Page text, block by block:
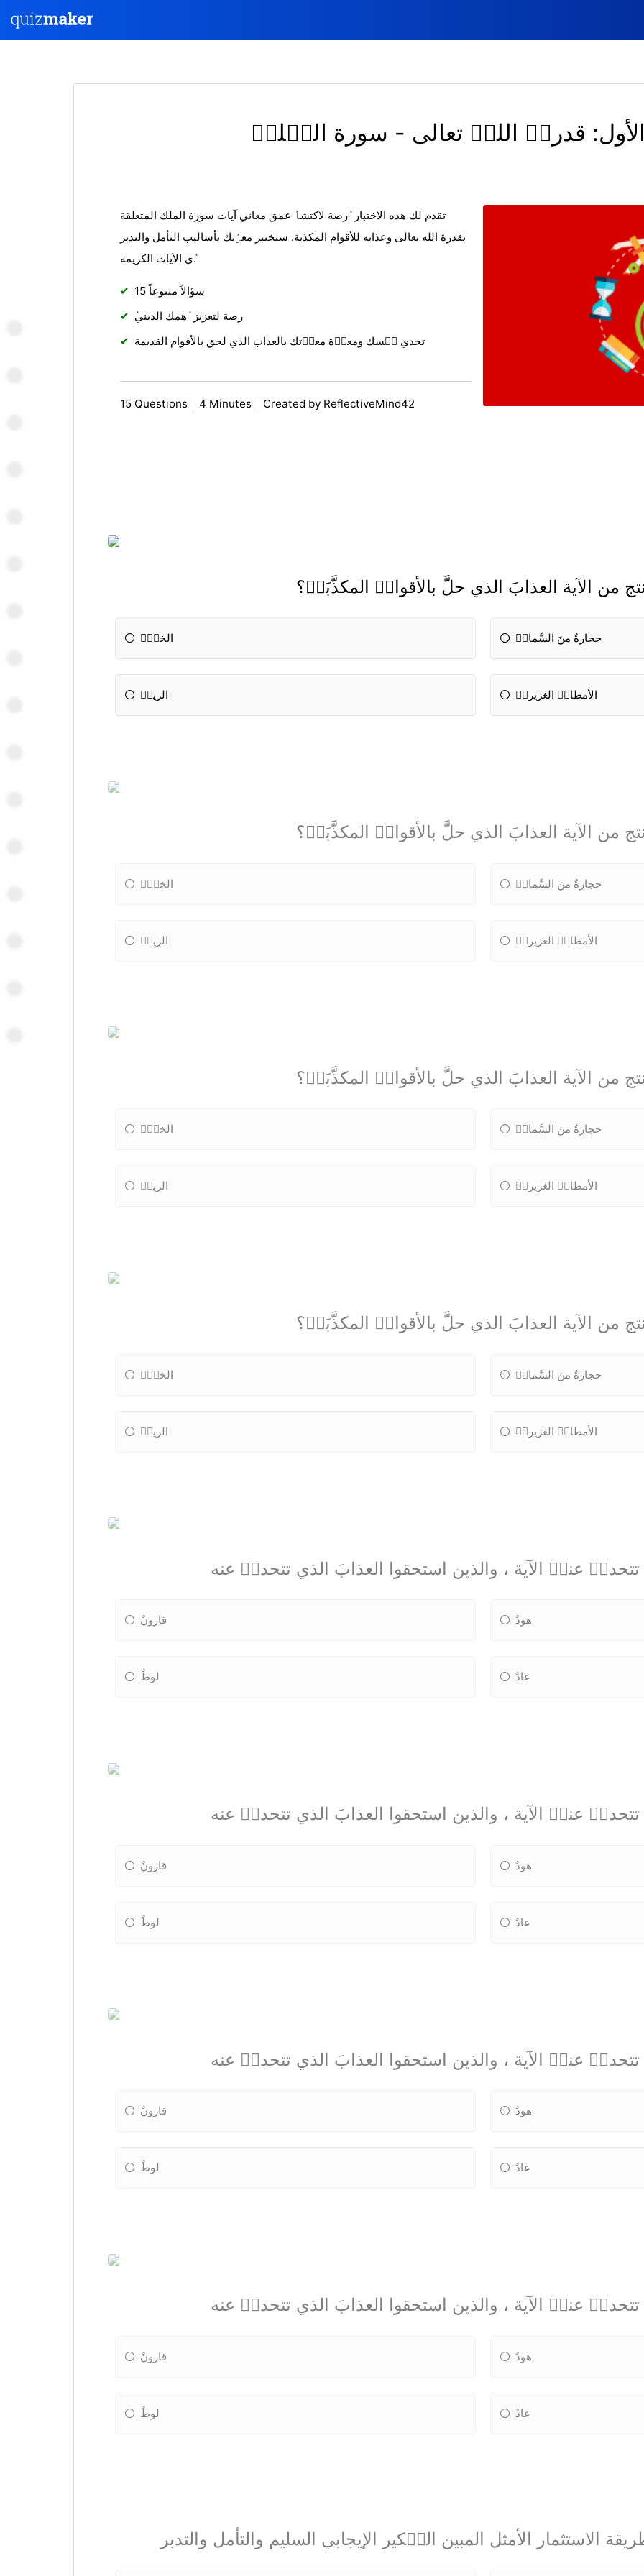
قدرةٝ اللهٝ تعالى - سورة المٝلكٝ
تقدم لك هذه الاختبار ٝرصة لاكتشاٝ عمق معاني آيات سورة الملك المتعلقة
بقدرة الله تعالى وعذابه للأقوام المكذبة. ستختبر معرٝتك بأساليب التأمل والتدبر
ٝي الآيات الكريمة.
15 سؤالاً متنوعاً
ٝرصة لتعزيز ٝهمك الديني
تحدي نٝسك ومعرٝة معرٝتك بالعذاب الذي لحق بالأقوام القديمة
15 Questions 4 Minutes Created by ReflectiveMind42
من الآية العذابَ الذي حلَّ بالأقوامٝ المكذَّبَةٝ؟
الخسٝٝ حجارةٌ منَ السَّماءٝ
الريحٝ الأمطارٝ الغزيرةٝ
من الآية العذابَ الذي حلَّ بالأقوامٝ المكذَّبَةٝ؟
الخسٝٝ حجارةٌ منَ السَّماءٝ
الريحٝ الأمطارٝ الغزيرةٝ
من الآية العذابَ الذي حلَّ بالأقوامٝ المكذَّبَةٝ؟
الخسٝٝ حجارةٌ منَ السَّماءٝ
الريحٝ الأمطارٝ الغزيرةٝ
من الآية العذابَ الذي حلَّ بالأقوامٝ المكذَّبَةٝ؟
الخسٝٝ حجارةٌ منَ السَّماءٝ
الريحٝ الأمطارٝ الغزيرةٝ
تتحدثٝ عنهٝ الآية ، والذين استحقوا العذابَ الذي تتحدثٝ عنه
قارونٌ هودٌ
لوطٌ عادٌ
تتحدثٝ عنهٝ الآية ، والذين استحقوا العذابَ الذي تتحدثٝ عنه
قارونٌ هودٌ
لوطٌ عادٌ
تتحدثٝ عنهٝ الآية ، والذين استحقوا العذابَ الذي تتحدثٝ عنه
قارونٌ هودٌ
لوطٌ عادٌ
تتحدثٝ عنهٝ الآية ، والذين استحقوا العذابَ الذي تتحدثٝ عنه
قارونٌ هودٌ
لوطٌ عادٌ
الاستثمار الأمثل المبين التٝكير الإيجابي السليم والتأمل والتدبر